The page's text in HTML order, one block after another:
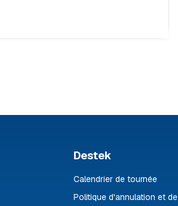
Destek
Calendrier de tournée
Politique d'annulation et de